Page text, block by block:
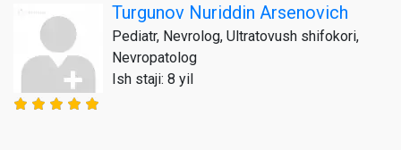
Turgunov Nuriddin Arsenovich
Pediatr, Nevrolog, Ultratovush shifokori,
Nevropatolog
Ish staji: 8 yil